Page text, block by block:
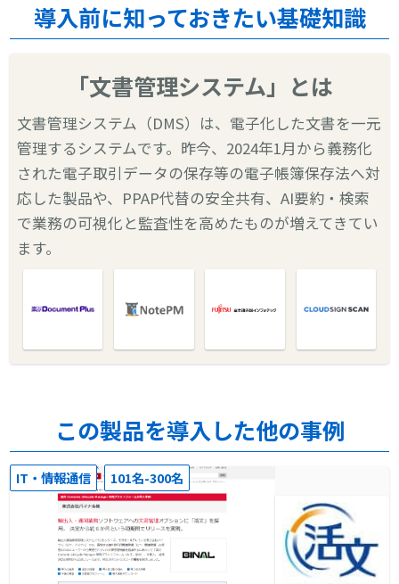
導入前に知っておきたい基礎知識
「文書管理システム」とは
文書管理システム（DMS）は、電子化した文書を一元
管理するシステムです。昨今、2024年1月から義務化
された電子取引データの保存等の電子帳簿保存法へ対
応した製品や、PPAP代替の安全共有、AI要約・検索
で業務の可視化と監査性を高めたものが増えてきてい
ます。
この製品を導入した他の事例
IT・情報通信 101名-300名